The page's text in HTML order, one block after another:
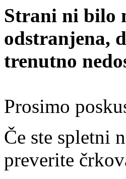
Strani ni bilo
odstranjena,
trenutno
Prosimo
Če ste spletni
preverite